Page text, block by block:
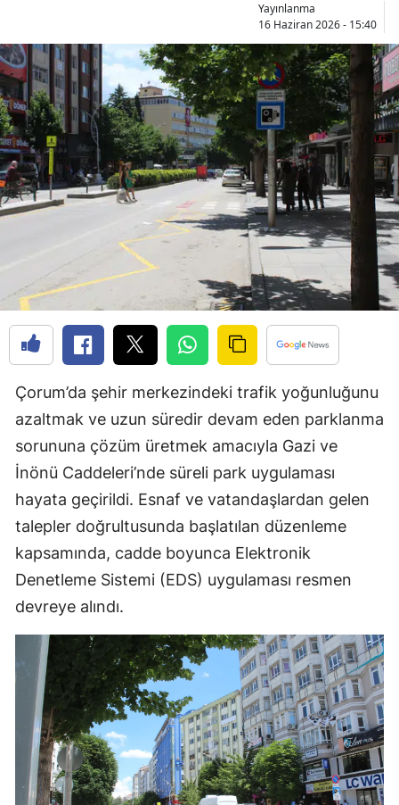
Burdur
Bursa
Çanakkale
Çankırı
Çorum
Denizli
Diyarbakır
Edirne
Elazığ
Erzincan
Eskişehir
Gaziantep
Giresun
Gümüşhane
Hakkari
Isparta
Mersin
İstanbul
İzmir
Kars
Yayınlanma
16 Haziran 2026 - 15:40
Çorum’da şehir merkezindeki trafik yoğunluğunu
azaltmak ve uzun süredir devam eden parklanma
sorununa çözüm üretmek amacıyla Gazi ve
İnönü Caddeleri’nde süreli park uygulaması
hayata geçirildi. Esnaf ve vatandaşlardan gelen
talepler doğrultusunda başlatılan düzenleme
kapsamında, cadde boyunca Elektronik
Denetleme Sistemi (EDS) uygulaması resmen
devreye alındı.